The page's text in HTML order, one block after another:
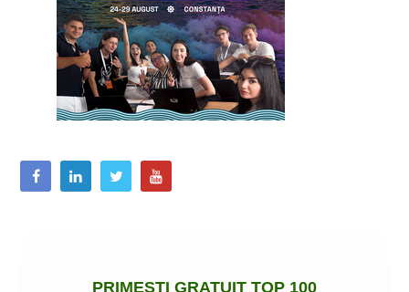
PRIMEȘTI GRATUIT TOP 100